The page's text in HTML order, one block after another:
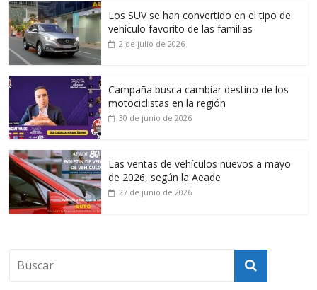
Los SUV se han convertido en el tipo de
vehículo favorito de las familias
2 de julio de 2026
Campaña busca cambiar destino de los
motociclistas en la región
30 de junio de 2026
Las ventas de vehículos nuevos a mayo
de 2026, según la Aeade
27 de junio de 2026